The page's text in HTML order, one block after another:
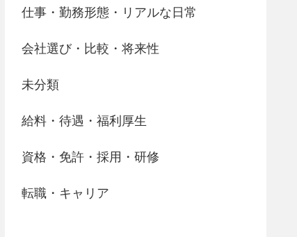
仕事・勤務形態・リアルな日常
会社選び・比較・将来性
未分類
給料・待遇・福利厚生
資格・免許・採用・研修
転職・キャリア